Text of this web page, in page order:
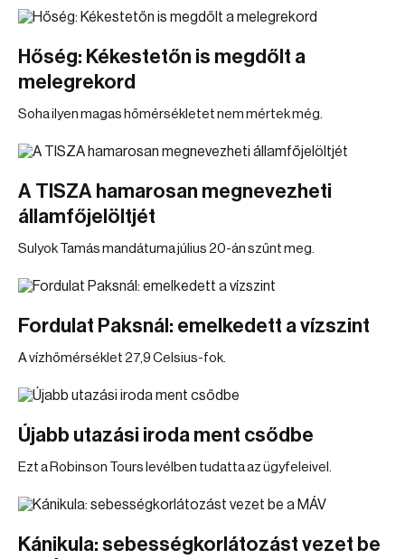
Hőség: Kékestetőn is megdőlt a
melegrekord
Soha ilyen magas hőmérsékletet nem mértek még.
A TISZA hamarosan megnevezheti
államfőjelöltjét
Sulyok Tamás mandátuma július 20-án szűnt meg.
Fordulat Paksnál: emelkedett a vízszint
A vízhőmérséklet 27,9 Celsius-fok.
Újabb utazási iroda ment csődbe
Ezt a Robinson Tours levélben tudatta az ügyfeleivel.
Kánikula: sebességkorlátozást vezet be